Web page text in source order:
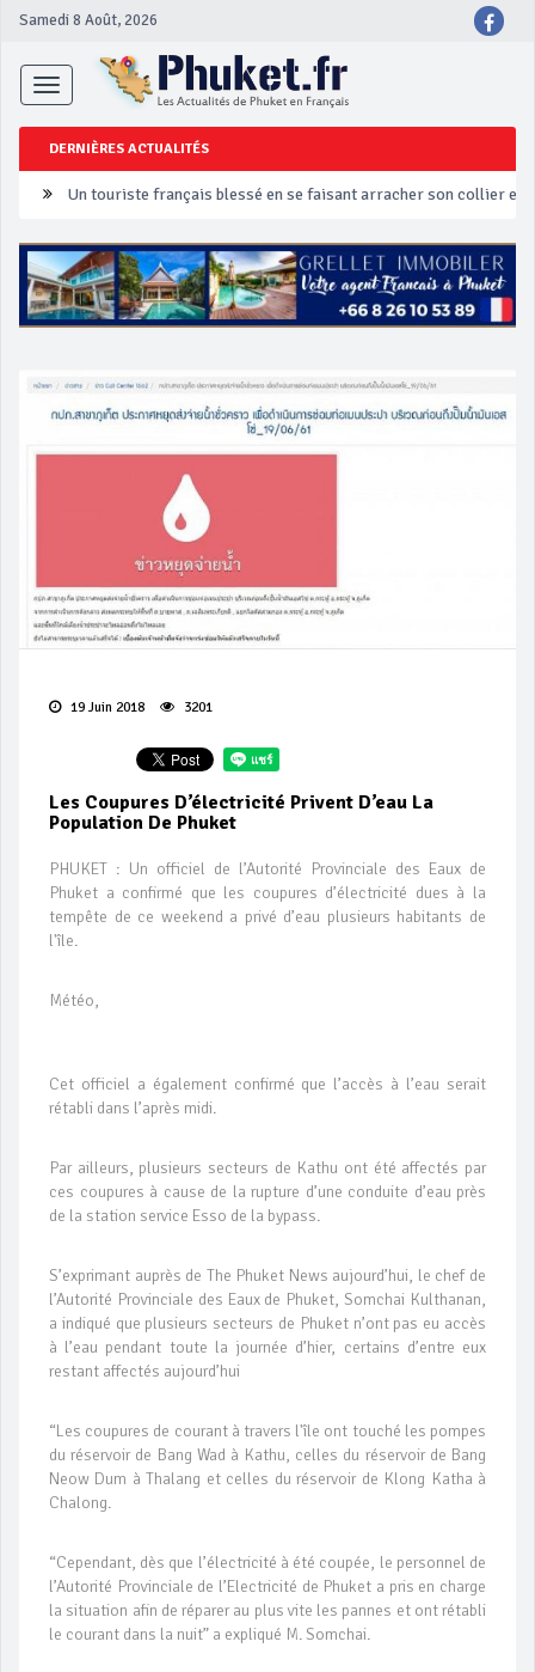
Samedi 8 Août, 2026
Toggle
navigation
DERNIÈRES ACTUALITÉS
Un touriste français blessé en se faisant arracher son collier en
Phuket Peranakan Festival
‘Phuket Eye’ assurera la sécurité pendant Songkran
Campagne de sécurité routière ‘Seven Days of Danger’ de
19 Juin 2018 3201
Les Coupures D’électricité Privent D’eau La
Population De Phuket
PHUKET : Un officiel de l’Autorité Provinciale des Eaux de
Phuket a confirmé que les coupures d’électricité dues à la
tempête de ce weekend a privé d’eau plusieurs habitants de
l'île.
Météo,
Cet officiel a également confirmé que l’accès à l’eau serait
rétabli dans l’après midi.
Par ailleurs, plusieurs secteurs de Kathu ont été affectés par
ces coupures à cause de la rupture d’une conduite d’eau près
de la station service Esso de la bypass.
S’exprimant auprès de The Phuket News aujourd’hui, le chef de
l’Autorité Provinciale des Eaux de Phuket, Somchai Kulthanan,
a indiqué que plusieurs secteurs de Phuket n’ont pas eu accès
à l’eau pendant toute la journée d’hier, certains d’entre eux
restant affectés aujourd’hui
“Les coupures de courant à travers l'île ont touché les pompes
du réservoir de Bang Wad à Kathu, celles du réservoir de Bang
Neow Dum à Thalang et celles du réservoir de Klong Katha à
Chalong.
“Cependant, dès que l’électricité à été coupée, le personnel de
l’Autorité Provinciale de l’Electricité de Phuket a pris en charge
la situation afin de réparer au plus vite les pannes et ont rétabli
le courant dans la nuit” a expliqué M. Somchai.